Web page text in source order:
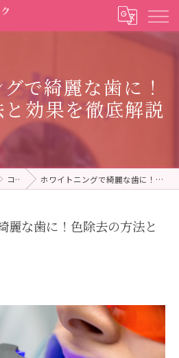
で綺麗な歯に！
効果を徹底解説
コラム ホワイトニングで綺麗な歯に！色除去の方法と効果を徹底解説
麗な歯に！色除去の方法と